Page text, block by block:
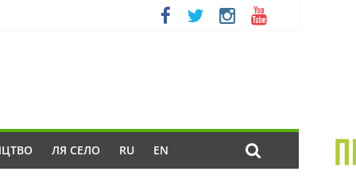
ЛЯ СЕЛО RU EN